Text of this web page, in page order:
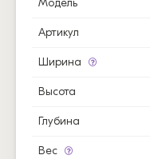
Модель
Артикул
Ширина
Высота
Глубина
Вес